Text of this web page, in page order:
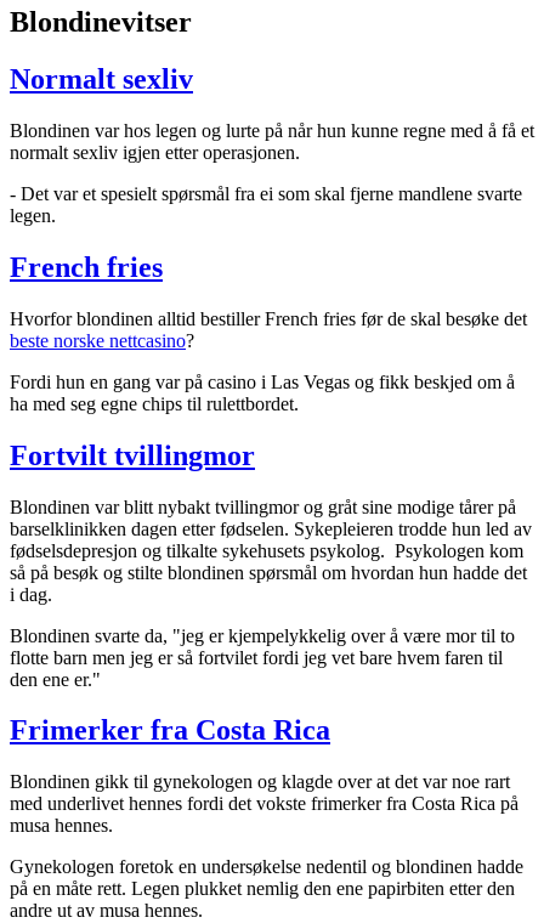
Blondinevitser
Normalt sexliv
Blondinen var hos legen og lurte på når hun kunne regne med å få et
normalt sexliv igjen etter operasjonen.
- Det var et spesielt spørsmål fra ei som skal fjerne mandlene svarte
legen.
French fries
Hvorfor blondinen alltid bestiller French fries før de skal besøke det
beste norske nettcasino?
Fordi hun en gang var på casino i Las Vegas og fikk beskjed om å
ha med seg egne chips til rulettbordet.
Fortvilt tvillingmor
Blondinen var blitt nybakt tvillingmor og gråt sine modige tårer på
barselklinikken dagen etter fødselen. Sykepleieren trodde hun led av
fødselsdepresjon og tilkalte sykehusets psykolog. Psykologen kom
så på besøk og stilte blondinen spørsmål om hvordan hun hadde det
i dag.
Blondinen svarte da, "jeg er kjempelykkelig over å være mor til to
flotte barn men jeg er så fortvilet fordi jeg vet bare hvem faren til
den ene er."
Frimerker fra Costa Rica
Blondinen gikk til gynekologen og klagde over at det var noe rart
med underlivet hennes fordi det vokste frimerker fra Costa Rica på
musa hennes.
Gynekologen foretok en undersøkelse nedentil og blondinen hadde
på en måte rett. Legen plukket nemlig den ene papirbiten etter den
andre ut av musa hennes.